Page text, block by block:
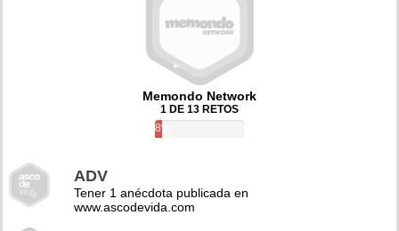
Memondo Network
1 DE 13 RETOS
8%
ADV
Tener 1 anécdota publicada en
www.ascodevida.com